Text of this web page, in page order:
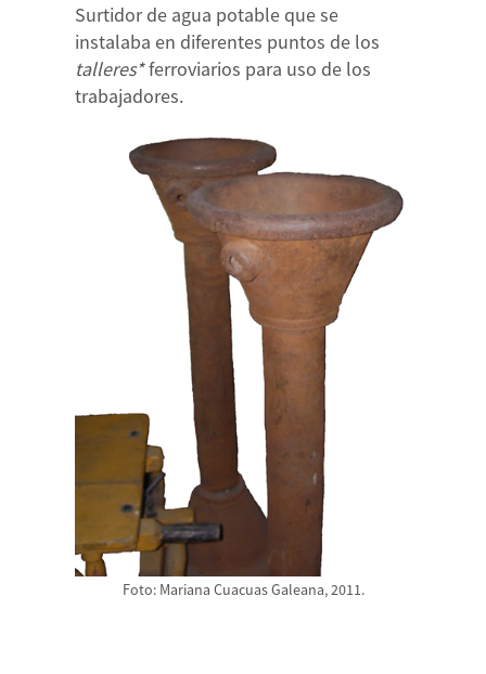
Surtidor de agua potable que se
instalaba en diferentes puntos de los
talleres*ferroviarios para uso de los
trabajadores.
Foto: Mariana Cuacuas Galeana, 2011.